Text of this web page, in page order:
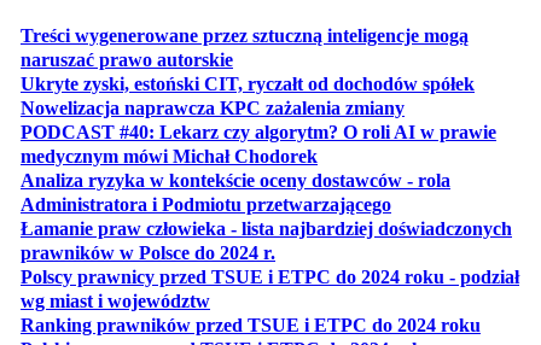
Treści wygenerowane przez sztuczną inteligencje mogą
naruszać prawo autorskieotwiera się w nowej karcie
Ukryte zyski, estoński CIT, ryczałt od dochodów spółekotwiera
Nowelizacja naprawcza KPC zażalenia zmianyotwiera się w
PODCAST #40: Lekarz czy algorytm? O roli AI w prawie
medycznym mówi Michał Chodorekotwiera się w nowej karcie
Analiza ryzyka w kontekście oceny dostawców - rola
Administratora i Podmiotu przetwarzającegootwiera się w
Łamanie praw człowieka - lista najbardziej doświadczonych
prawników w Polsce do 2024 r.otwiera się w nowej karcie
Polscy prawnicy przed TSUE i ETPC do 2024 roku - podział
wg miast i województwotwiera się w nowej karcie
Ranking prawników przed TSUE i ETPC do 2024 roku